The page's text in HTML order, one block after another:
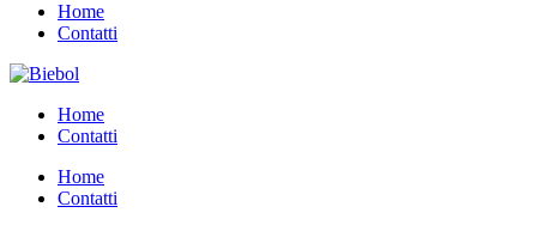
Home
Contatti
Home
Contatti
Home
Contatti